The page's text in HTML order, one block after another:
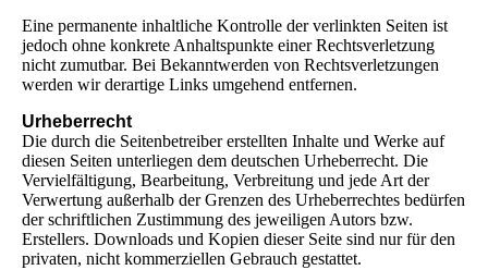
Eine permanente inhaltliche Kontrolle der verlinkten Seiten ist
jedoch ohne konkrete Anhaltspunkte einer Rechtsverletzung
nicht zumutbar. Bei Bekanntwerden von Rechtsverletzungen
werden wir derartige Links umgehend entfernen.
Urheberrecht
Die durch die Seitenbetreiber erstellten Inhalte und Werke auf
diesen Seiten unterliegen dem deutschen Urheberrecht. Die
Vervielfältigung, Bearbeitung, Verbreitung und jede Art der
Verwertung außerhalb der Grenzen des Urheberrechtes bedürfen
der schriftlichen Zustimmung des jeweiligen Autors bzw.
Erstellers. Downloads und Kopien dieser Seite sind nur für den
privaten, nicht kommerziellen Gebrauch gestattet.